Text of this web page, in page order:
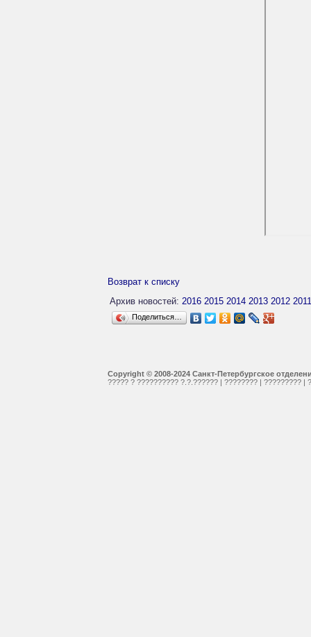
Возврат к списку
Архив новостей: 2016 2015 2014 2013 2012 2011
Поделиться…
Copyright © 2008-2024 Санкт-Петербургское
????? ? ?????????? ?.?.?????? | ???????? | ????????? |